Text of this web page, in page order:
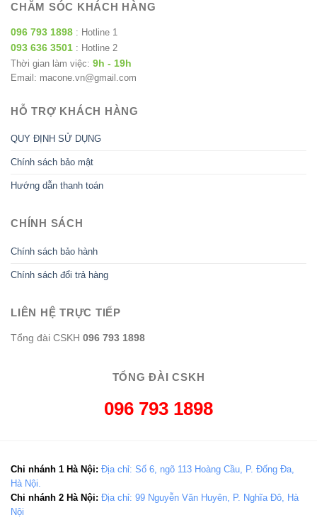
CHĂM SÓC KHÁCH HÀNG
096 793 1898 : Hotline 1
093 636 3501 : Hotline 2
Thời gian làm việc: 9h - 19h
Email: macone.vn@gmail.com
HỖ TRỢ KHÁCH HÀNG
QUY ĐỊNH SỬ DỤNG
Chính sách bảo mật
Hướng dẫn thanh toán
CHÍNH SÁCH
Chính sách bảo hành
Chính sách đổi trả hàng
LIÊN HỆ TRỰC TIẾP
Tổng đài CSKH 096 793 1898
TỔNG ĐÀI CSKH
096 793 1898
Chi nhánh 1 Hà Nội: Địa chỉ: Số 6, ngõ 113 Hoàng Cầu, P. Đống Đa,
Hà Nội.
Chi nhánh 2 Hà Nội: Địa chỉ: 99 Nguyễn Văn Huyên, P. Nghĩa Đô, Hà
Nội